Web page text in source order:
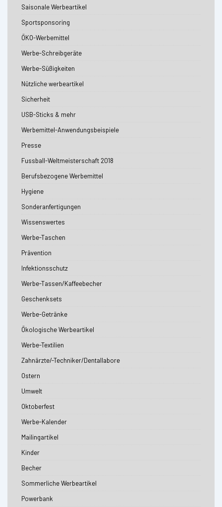
Saisonale Werbeartikel
Sportsponsoring
ÖKO-Werbemittel
Werbe-Schreibgeräte
Werbe-Süßigkeiten
Nützliche werbeartikel
Sicherheit
USB-Sticks & mehr
Werbemittel-Anwendungsbeispiele
Presse
Fussball-Weltmeisterschaft 2018
Berufsbezogene Werbemittel
Hygiene
Sonderanfertigungen
Wissenswertes
Werbe-Taschen
Prävention
Infektionsschutz
Werbe-Tassen/Kaffeebecher
Geschenksets
Werbe-Getränke
Ökologische Werbeartikel
Werbe-Textilien
Zahnärzte/-Techniker/Dentallabore
Ostern
Umwelt
Oktoberfest
Werbe-Kalender
Mailingartikel
Kinder
Becher
Sommerliche Werbeartikel
Powerbank